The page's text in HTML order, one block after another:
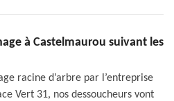
à Castelmaurou suivant les
racine d’arbre par l’entreprise
Vert 31, nos dessoucheurs vont